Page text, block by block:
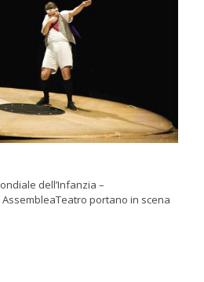
dell’Infanzia –
portano in scena